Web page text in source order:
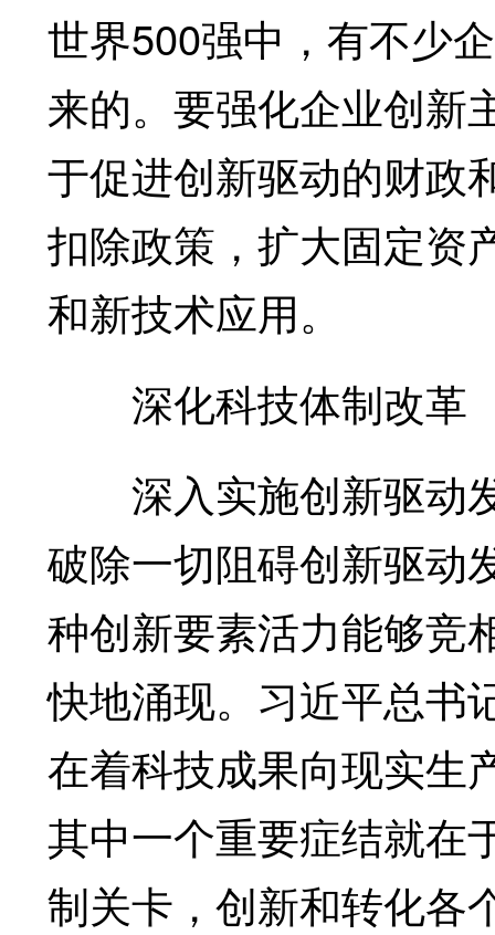
世界500强中，有不少
来的。要强化企业创新
于促进创新驱动的财政
扣除政策，扩大固定资
和新技术应用。
深化科技体制改革
深入实施创新驱动
破除一切阻碍创新驱动
种创新要素活力能够竞
快地涌现。习近平总书
在着科技成果向现实生
其中一个重要症结就在
制关卡，创新和转化各